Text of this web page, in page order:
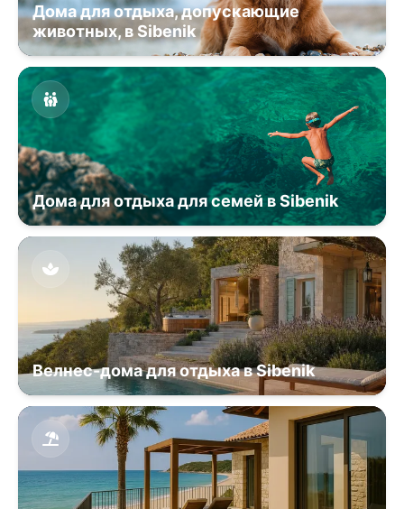
Дома для отдыха, допускающие
животных, в Sibenik
Дома для отдыха для семей в Sibenik
Велнес-дома для отдыха в Sibenik